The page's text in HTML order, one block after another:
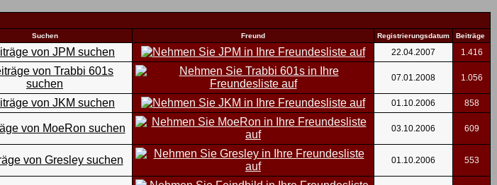
Suchen Freund Registrierungsdatum Beiträge
22.04.2007 1.416
07.01.2008 1.056
01.10.2006 858
03.10.2006 609
01.10.2006 553